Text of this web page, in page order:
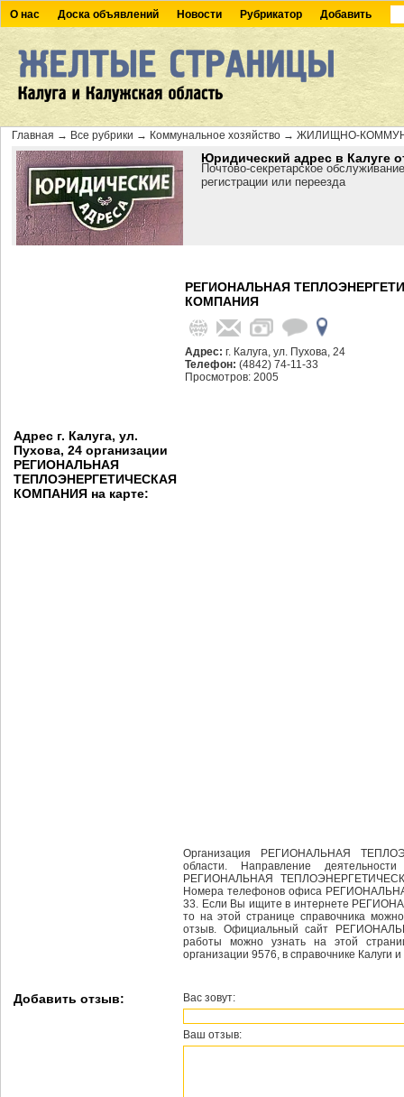
О нас Доска объявлений Новости Рубрикатор Добавить
Главная → Все рубрики → Коммунальное хозяйство → ЖИЛИЩНО-
Юридический адрес в Калуге
Почтово-секретарское
регистрации или переезда
РЕГИОНАЛЬНАЯ
КОМПАНИЯ
Адрес: г. Калуга, ул. Пухова, 24
Телефон: (4842) 74-11-33
Просмотров: 2005
Адрес г. Калуга, ул.
Пухова, 24 организации
РЕГИОНАЛЬНАЯ
ТЕПЛОЭНЕРГЕТИЧЕСКАЯ
КОМПАНИЯ на карте:
Организация РЕГИОНАЛЬНАЯ
области. Направление
РЕГИОНАЛЬНАЯ
Номера телефонов офиса
33. Если Вы ищите в интернете
то на этой странице справочника
отзыв. Официальный сайт
работы можно узнать на этой
организации 9576, в справочнике Калуги
Добавить отзыв: Вас зовут:
Ваш отзыв: